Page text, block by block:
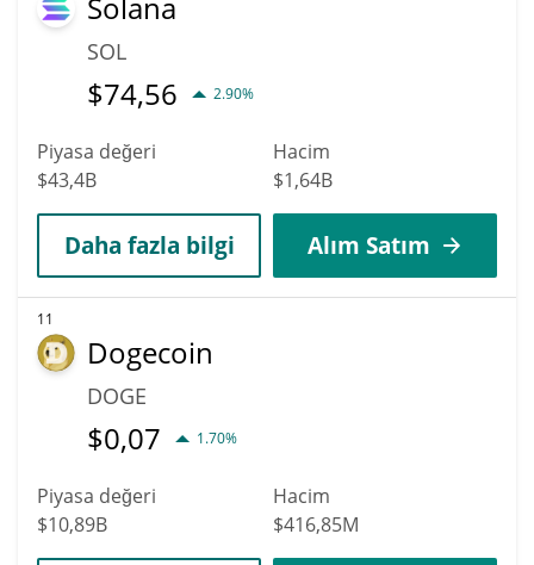
SOL
$74,56 2.90%
Piyasa değeri
$43,4B
Hacim
$1,64B
Daha fazla bilgi Alım Satım
11
Dogecoin
DOGE
$0,07 1.70%
Piyasa değeri
$10,89B
Hacim
$416,85M